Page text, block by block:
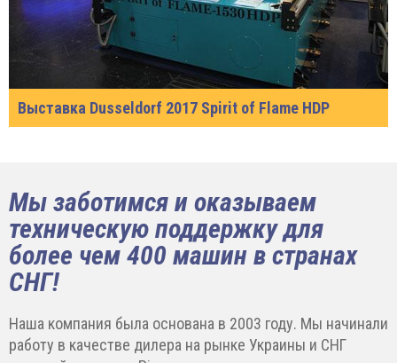
Выставка Dusseldorf 2017 Spirit of Flame HDP
Мы заботимся и оказываем
техническую поддержку для
более чем 400 машин в странах
СНГ!
Наша компания была основана в 2003 году. Мы начинали
работу в качестве дилера на рынке Украины и СНГ